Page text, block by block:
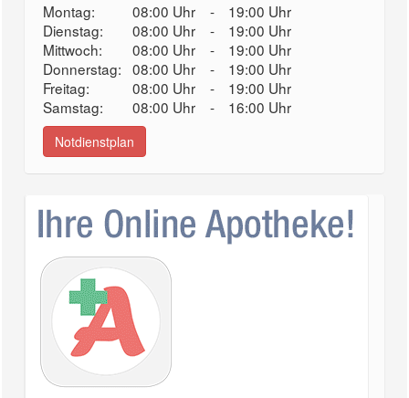
Montag: 08:00 Uhr -
19:00 Uhr
Dienstag:
08:00 Uhr -
19:00 Uhr
Mittwoch:
08:00 Uhr -
19:00 Uhr
Donnerstag: 08:00 Uhr -
19:00 Uhr
Freitag:
08:00 Uhr -
19:00 Uhr
Samstag:
08:00 Uhr - 16:00 Uhr
Notdienstplan